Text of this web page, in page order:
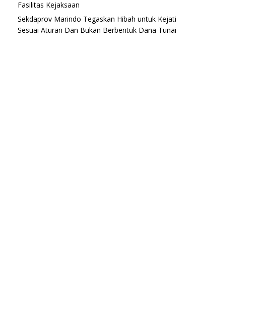
Fasilitas Kejaksaan
Sekdaprov Marindo Tegaskan Hibah untuk Kejati
Sesuai Aturan Dan Bukan Berbentuk Dana Tunai